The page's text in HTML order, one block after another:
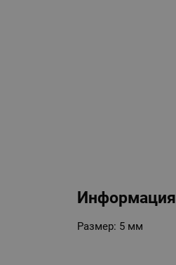
Информация
Размер: 5 мм